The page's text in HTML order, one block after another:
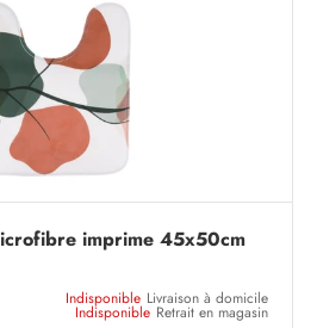
imprime 45x50cm
Indisponible Livraison à domicile
Indisponible Retrait en magasin